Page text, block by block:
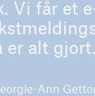
Vi får et
er alt
Ann